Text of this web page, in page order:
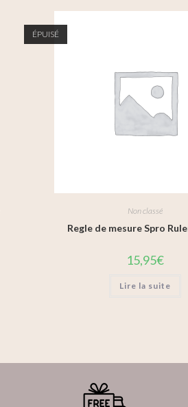
ÉPUISÉ
Non classé
Regle de mesure Spro
15,95€
Lire la suite